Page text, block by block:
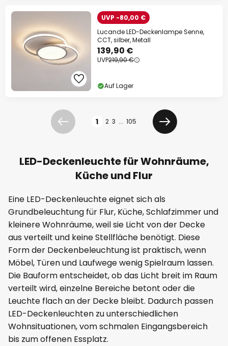
UVP -80,00 €
Lucande LED-Deckenlampe Senne,
CCT, silber, Metall
139,90 €
UVP219,90 €
Auf Lager
Zurück 1 2 3 ... 105
Weiter
LED-Deckenleuchte für Wohnräume,
Küche und Flur
Eine LED-Deckenleuchte eignet sich als
Grundbeleuchtung für Flur, Küche, Schlafzimmer und
kleinere Wohnräume, weil sie Licht von der Decke
aus verteilt und keine Stellfläche benötigt. Diese
Form der Deckenbeleuchtung ist praktisch, wenn
Möbel, Türen und Laufwege wenig Spielraum lassen.
Die Bauform entscheidet, ob das Licht breit im Raum
verteilt wird, einzelne Bereiche betont oder die
Leuchte flach an der Decke bleibt. Dadurch passen
LED-Deckenleuchten zu unterschiedlichen
Wohnsituationen, vom schmalen Eingangsbereich
bis zum offenen Essplatz.